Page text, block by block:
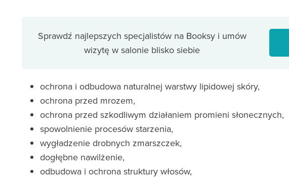
Sprawdź najlepszych specjalistów na Booksy i umów
wizytę w salonie blisko siebie
ochrona i odbudowa naturalnej warstwy lipidowej skóry,
ochrona przed mrozem,
ochrona przed szkodliwym działaniem promieni słonecznych,
spowolnienie procesów starzenia,
wygładzenie drobnych zmarszczek,
dogłębne nawilżenie,
odbudowa i ochrona struktury włosów,